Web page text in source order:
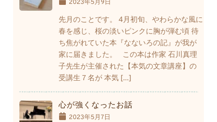
2023年5月9日
先月のことです。 4月初旬、やわらかな風に
春を感じ、桜の淡いピンクに胸が弾む頃 待
ち焦がれていた本『なないろの記』が我が
家に届きました。 この本は作家 石川真理
子先生が主催された【本気の文章講座】の
受講生７名が 本気 […]
心が強くなったお話
2023年5月7日